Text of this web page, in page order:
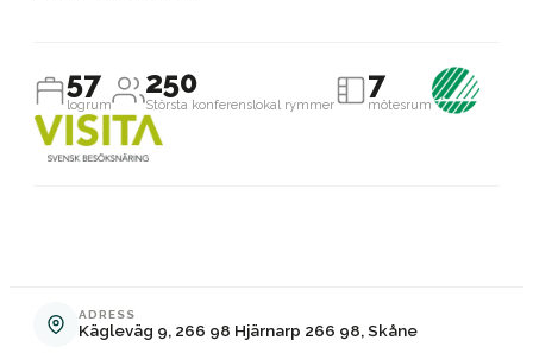
57
logrum
250
Största konferenslokal rymmer
7
mötesrum
ADRESS
Kägleväg 9, 266 98 Hjärnarp 266 98, Skåne